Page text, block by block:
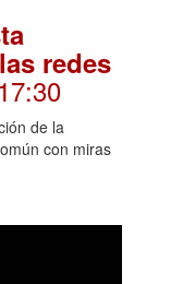
redes
de la
con miras